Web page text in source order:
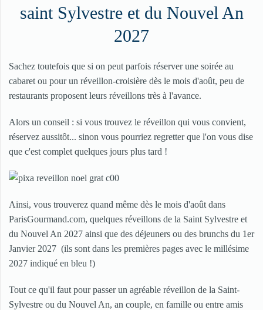
saint Sylvestre et du Nouvel An
2027
Sachez toutefois que si on peut parfois réserver une soirée au
cabaret ou pour un réveillon-croisière dès le mois d'août, peu de
restaurants proposent leurs réveillons très à l'avance.
Alors un conseil : si vous trouvez le réveillon qui vous convient,
réservez aussitôt... sinon vous pourriez regretter que l'on vous dise
que c'est complet quelques jours plus tard !
Ainsi, vous trouverez quand même dès le mois d'août dans
ParisGourmand.com, quelques réveillons de la Saint Sylvestre et
du Nouvel An 2027 ainsi que des déjeuners ou des brunchs du 1er
Janvier 2027 (ils sont dans les premières pages avec le millésime
2027 indiqué en bleu !)
Tout ce qu'il faut pour passer un agréable réveillon de la Saint-
Sylvestre ou du Nouvel An, an couple, en famille ou entre amis